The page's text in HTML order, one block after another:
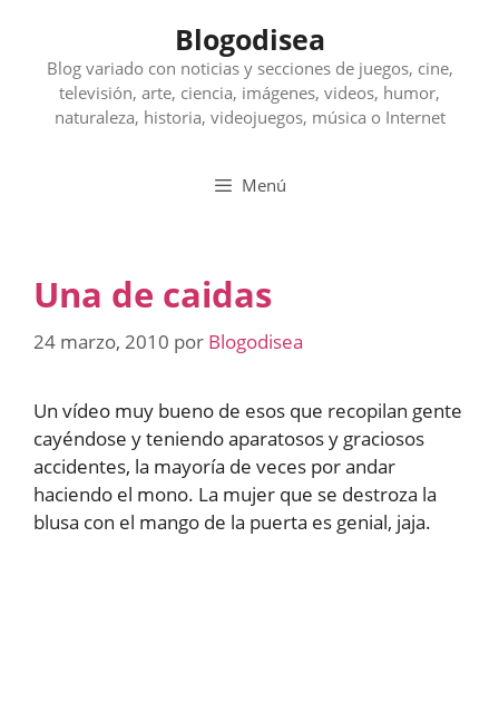
contenido
Blogodisea
Blog variado con noticias y secciones de juegos, cine,
televisión, arte, ciencia, imágenes, videos, humor,
naturaleza, historia, videojuegos, música o Internet
Menú
Una de caidas
24 marzo, 2010 por Blogodisea
Un vídeo muy bueno de esos que recopilan gente
cayéndose y teniendo aparatosos y graciosos
accidentes, la mayoría de veces por andar
haciendo el mono. La mujer que se destroza la
blusa con el mango de la puerta es genial, jaja.